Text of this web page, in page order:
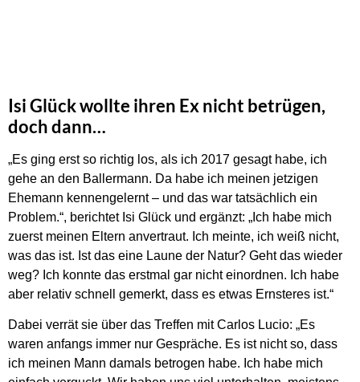
Isi Glück wollte ihren Ex nicht betrügen,
doch dann…
„Es ging erst so richtig los, als ich 2017 gesagt habe, ich
gehe an den Ballermann. Da habe ich meinen jetzigen
Ehemann kennengelernt – und das war tatsächlich ein
Problem.“, berichtet Isi Glück und ergänzt: „Ich habe mich
zuerst meinen Eltern anvertraut. Ich meinte, ich weiß nicht,
was das ist. Ist das eine Laune der Natur? Geht das wieder
weg? Ich konnte das erstmal gar nicht einordnen. Ich habe
aber relativ schnell gemerkt, dass es etwas Ernsteres ist.“
Dabei verrät sie über das Treffen mit Carlos Lucio: „Es
waren anfangs immer nur Gespräche. Es ist nicht so, dass
ich meinen Mann damals betrogen habe. Ich habe mich